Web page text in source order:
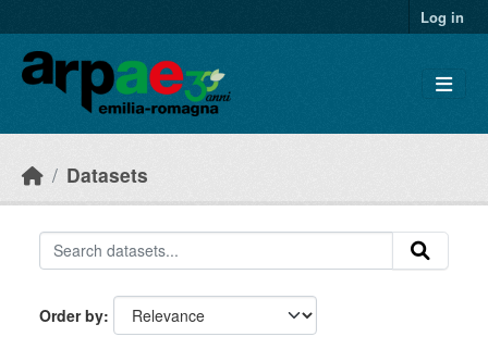
Log in
Datasets
Order by